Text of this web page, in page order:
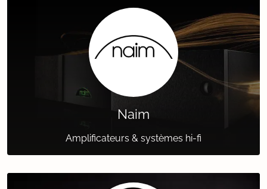
Naim
Amplificateurs & systèmes hi-fi